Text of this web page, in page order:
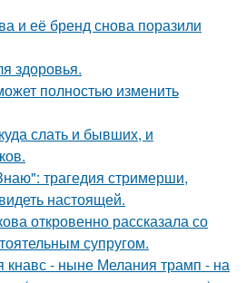
и её бренд снова поразили
здоровья.
полностью изменить
слать и бывших, и
трагедия стримерши,
настоящей.
откровенно рассказала со
супругом.
кнавс - ныне Мелания трамп - на